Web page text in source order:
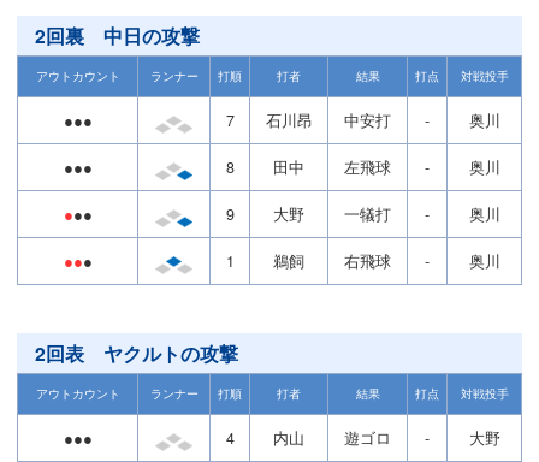
2回裏 中日の攻撃
アウトカウント ランナー 打順 打者 結果 打点 対戦投手
●●● 7 石川昂 中安打 - 奥川
●●● 8 田中 左飛球 - 奥川
●●● 9 大野 一犠打 - 奥川
●●● 1 鵜飼 右飛球 - 奥川
2回表 ヤクルトの攻撃
アウトカウント ランナー 打順 打者 結果 打点 対戦投手
●●● 4 内山 遊ゴロ - 大野